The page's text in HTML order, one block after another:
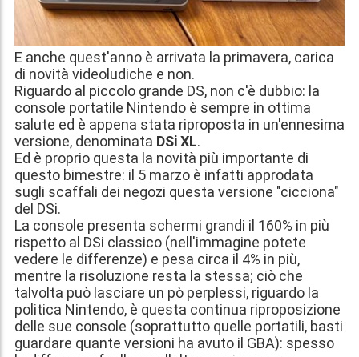
E anche quest'anno è arrivata la primavera, carica
di novità videoludiche e non.
Riguardo al piccolo grande DS, non c'è dubbio: la
console portatile Nintendo è sempre in ottima
salute ed è appena stata riproposta in un'ennesima
versione, denominata DSi XL.
Ed è proprio questa la novità più importante di
questo bimestre: il 5 marzo è infatti approdata
sugli scaffali dei negozi questa versione "cicciona"
del DSi.
La console presenta schermi grandi il 160% in più
rispetto al DSi classico (nell'immagine potete
vedere le differenze) e pesa circa il 4% in più,
mentre la risoluzione resta la stessa; ciò che
talvolta può lasciare un pò perplessi, riguardo la
politica Nintendo, è questa continua riproposizione
delle sue console (soprattutto quelle portatili, basti
guardare quante versioni ha avuto il GBA): spesso